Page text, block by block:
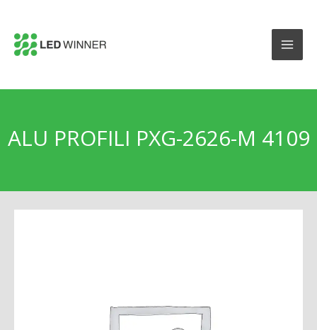
ALU PROFILI PXG-2626-M 4109